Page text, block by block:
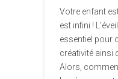
Votre enfant
est infini !
essentiel pour
créativité ainsi
Alors,